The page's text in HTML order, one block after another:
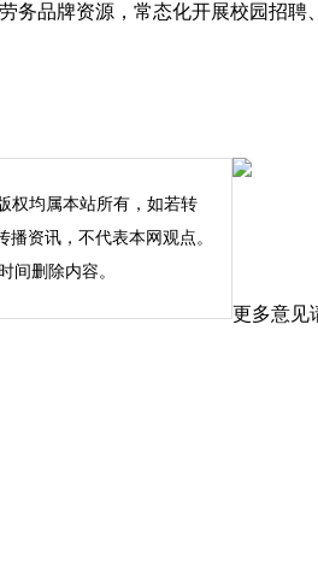
务品牌资源，常态化开展校园招
权均属本站所有，如若转
资讯，不代表本网观点。
间删除内容。
更多意